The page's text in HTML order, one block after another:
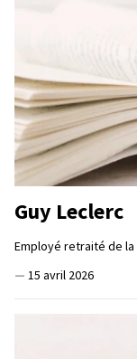
Guy Leclerc
Employé retraité de
— 15 avril 2026